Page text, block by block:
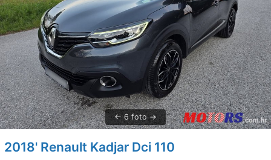
6 foto
2018' Renault Kadjar Dci 110